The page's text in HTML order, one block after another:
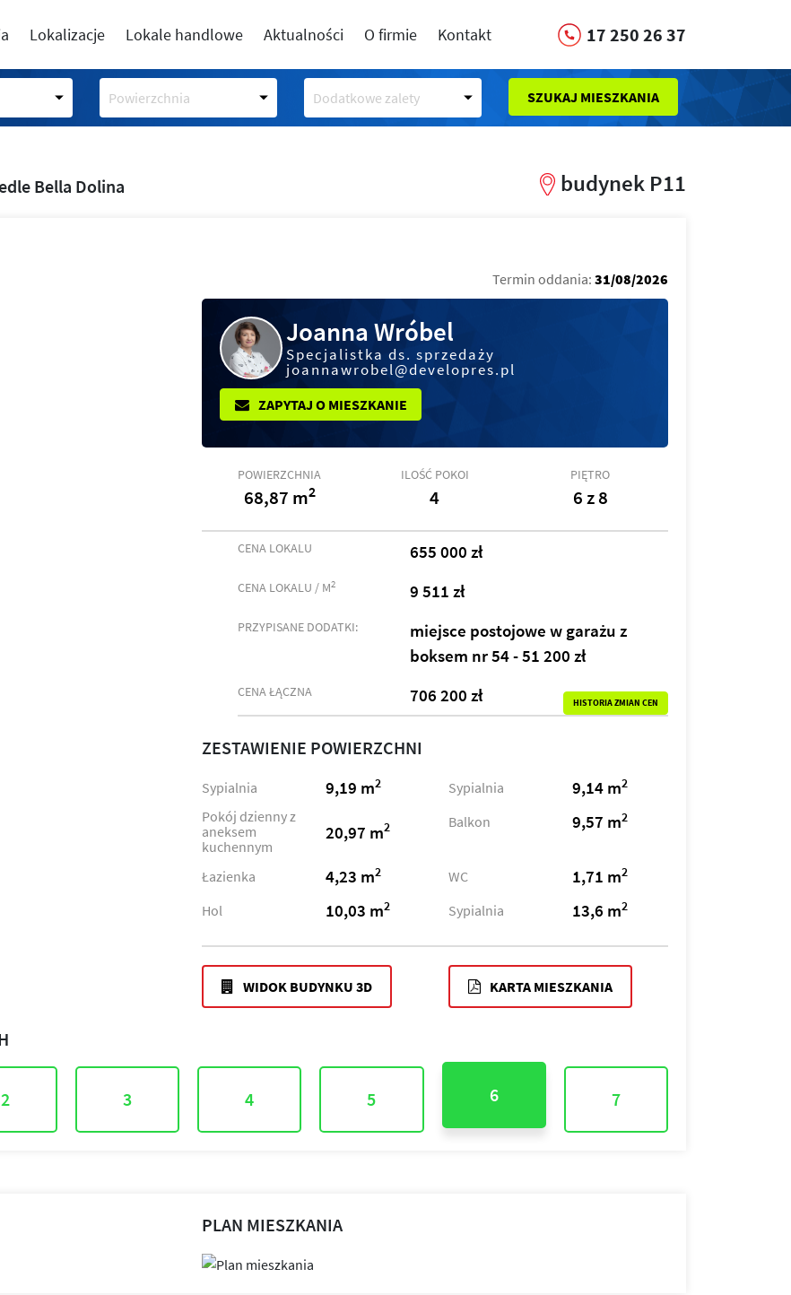
Lokalizacje Lokale handlowe Aktualności O firmie Kontakt 17 250 26 37
Powierzchnia Dodatkowe zalety SZUKAJ MIESZKANIA
Bella Dolina budynek P11
Termin oddania: 31/08/2026
Joanna Wróbel
Specjalistka ds. sprzedaży
joannawrobel@developres.pl
ZAPYTAJ O MIESZKANIE
POWIERZCHNIA
68,87 m2
ILOŚĆ POKOI
4
PIĘTRO
6 z 8
CENA LOKALU 655 000 zł
CENA LOKALU / M2 9 511 zł
PRZYPISANE DODATKI:
miejsce postojowe w garażu z
boksem nr 54 - 51 200 zł
CENA ŁĄCZNA 706 200 zł HISTORIA ZMIAN CEN
ZESTAWIENIE POWIERZCHNI
Sypialnia 9,19 m2 Sypialnia 9,14 m2
Pokój dzienny z
aneksem
kuchennym
20,97 m2 Balkon 9,57 m2
Łazienka 4,23 m2 WC 1,71 m2
Hol 10,03 m2 Sypialnia 13,6 m2
WIDOK BUDYNKU 3D KARTA MIESZKANIA
2 3 4 5 6 7
PLAN MIESZKANIA